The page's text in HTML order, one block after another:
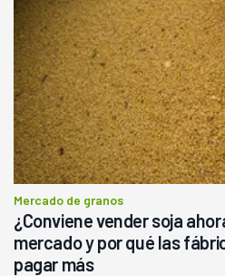
Mercado de granos
¿Conviene vender soja
mercado y por qué las
pagar más